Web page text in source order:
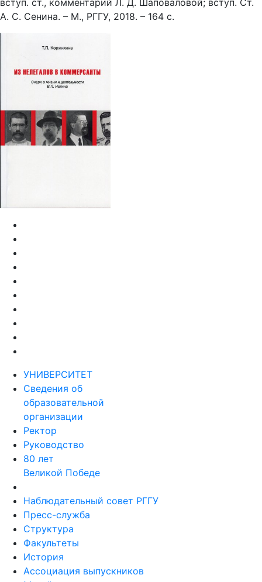
вступ. ст., комментарий Л. Д. Шаповаловой; вступ. Ст.
А. С. Сенина. – М., РГГУ, 2018. – 164 с.
УНИВЕРСИТЕТ
Сведения об
образовательной
организации
Ректор
Руководство
80 лет
Великой Победе
Наблюдательный совет РГГУ
Пресс-служба
Структура
Факультеты
История
Ассоциация выпускников